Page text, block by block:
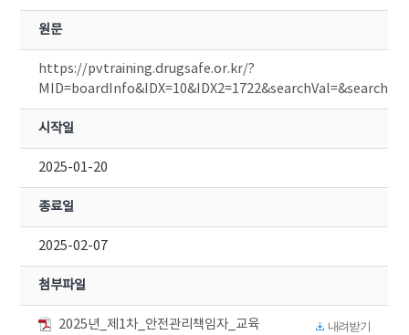
원문
https://pvtraining.drugsafe.or.kr/?
시작일
2025-01-20
종료일
2025-02-07
첨부파일
2025년_제1차_안전관리책임자_교육
내려받기